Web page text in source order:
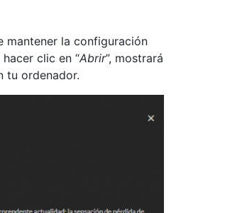
mantener la configuración
clic en “Abrir”, mostrará
tu ordenador.